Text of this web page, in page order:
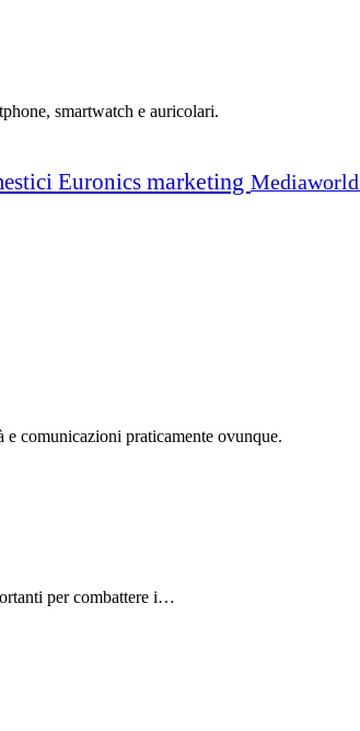
smartwatch e auricolari.
Euronics marketing Mediaworld
comunicazioni praticamente ovunque.
per combattere i…